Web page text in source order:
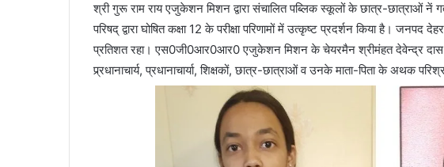
श्री गुरू राम राय एजुकेशन मिशन द्वारा संचालित पब्लिक स्कूलों के छात्र-छात्राओं नें गत
परिषद् द्वारा घोषित कक्षा 12 के परीक्षा परिणामों में उत्कृष्ट प्रदर्शन किया है। जनपद
प्रतिशत रहा। एस0जी0आर0आर0 एजुकेशन मिशन के चेयरमैन श्रीमंहत देवेन्द्र दास
प्र्रधानाचार्य, प्रधानाचार्या, शिक्षकों, छात्र-छात्राओं व उनके माता-पिता के अथक